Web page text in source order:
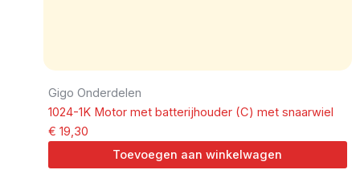
Gigo Onderdelen
1024-1K Motor met batterijhouder (C) met snaarwiel
€ 19,30
Toevoegen aan winkelwagen